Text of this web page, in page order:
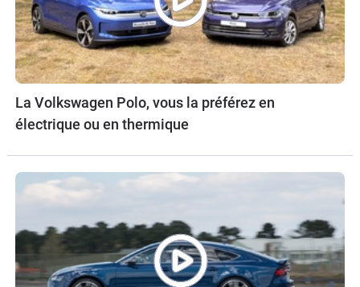
La Volkswagen Polo, vous la préférez en
électrique ou en thermique